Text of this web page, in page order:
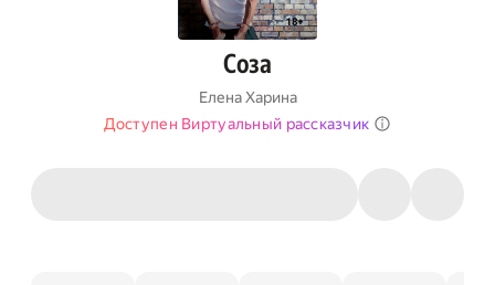
Соза
Елена Харина
Доступен Виртуальный рассказчик